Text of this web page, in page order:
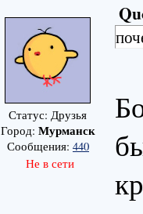
Статус: Друзья
Город: Мурманск
Сообщения: 440
Не в сети